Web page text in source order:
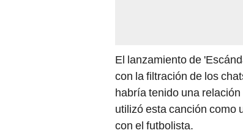
El lanzamiento de
con la filtración de los
habría tenido una
utilizó esta canción como
con el futbolista.